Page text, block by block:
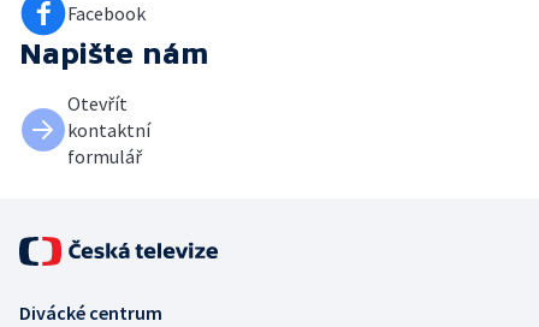
Facebook
Napište nám
Otevřít
kontaktní
formulář
Divácké centrum